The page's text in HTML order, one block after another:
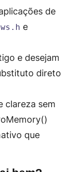
de
e
e desejam
direto
clareza sem
que